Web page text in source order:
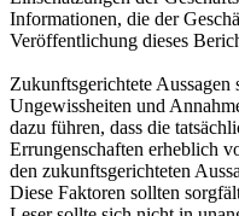
Informationen, die der
Veröffentlichung dieses
Zukunftsgerichtete
Ungewissheiten und
dazu führen, dass die
Errungenschaften erheblich
den zukunftsgerichteten
Diese Faktoren sollten